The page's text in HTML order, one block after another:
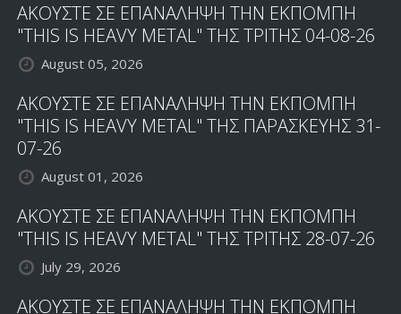
ΑΚΟΥΣΤΕ ΣΕ ΕΠΑΝΑΛΗΨΗ ΤΗΝ ΕΚΠΟΜΠΗ
"THIS IS HEAVY METAL" ΤΗΣ ΤΡΙΤΗΣ 04-08-26
August 05, 2026
ΑΚΟΥΣΤΕ ΣΕ ΕΠΑΝΑΛΗΨΗ ΤΗΝ ΕΚΠΟΜΠΗ
"THIS IS HEAVY METAL" ΤΗΣ ΠΑΡΑΣΚΕΥΗΣ 31-
07-26
August 01, 2026
ΑΚΟΥΣΤΕ ΣΕ ΕΠΑΝΑΛΗΨΗ ΤΗΝ ΕΚΠΟΜΠΗ
"THIS IS HEAVY METAL" ΤΗΣ ΤΡΙΤΗΣ 28-07-26
July 29, 2026
ΑΚΟΥΣΤΕ ΣΕ ΕΠΑΝΑΛΗΨΗ ΤΗΝ ΕΚΠΟΜΠΗ